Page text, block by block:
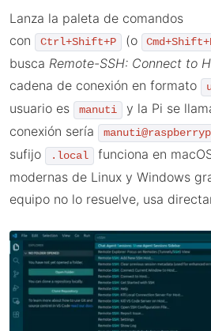
Lanza la paleta de comandos
con
Ctrl+Shift+P (o
busca Remote-SSH: Connect to
cadena de conexión en formato
usuario es
manuti y la Pi se
conexión sería
sufijo
.local
funciona en
modernas de Linux y Windows
equipo no lo resuelve, usa